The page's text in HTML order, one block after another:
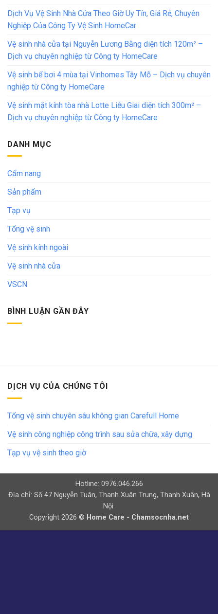
Dịch Vụ Vệ Sinh Nhà Cửa Theo Giờ Uy Tín, Giá Rẻ, Chuyên
Nghiệp Của Công Ty Vệ Sinh HomeCar
Vệ sinh nhà cửa tại Nguyễn Lương Bằng diện tích 120m² –
Dịch vụ chuyên nghiệp từ Công ty HomeCare
Vệ sinh bể bơi 4 mùa tại Vinhomes Tây Mỗ – Dịch vụ chuyên
nghiệp từ Công ty HomeCare
Vệ sinh mặt kính tòa nhà Lotte Liễu Giai diện tích 300m² –
Dịch vụ chuyên nghiệp từ Công ty HomeCare
DANH MỤC
Cẩm nang
Sản phẩm
Tạp vụ
Tổng vệ sinh
Vệ sinh kính ngoài
Vệ sinh nhà cửa
VSCN
BÌNH LUẬN GẦN ĐÂY
DỊCH VỤ CỦA CHÚNG TÔI
Tổng vệ sinh chuyên sâu không gian Carefull Home
Vệ sinh công nghiệp công trình sau sửa chữa, xây dựng
Tạp vụ vệ sinh theo giờ
Hotline: 0976.046.266
Địa chỉ: Số 47 Nguyễn Tuân, Thanh Xuân Trung, Thanh Xuân, Hà
Nội.
Copyright 2026 © Home Care - Chamsocnha.net